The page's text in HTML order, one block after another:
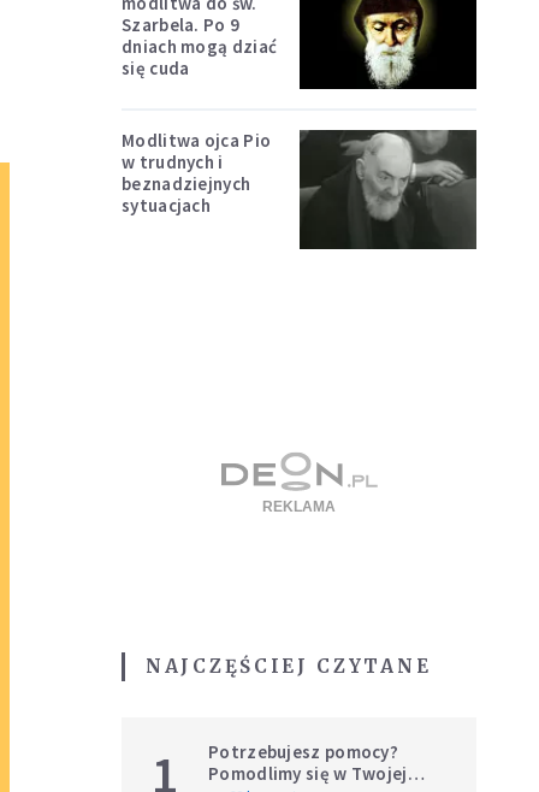
Szarbela. Po 9
dniach mogą dziać
się cuda
Modlitwa ojca Pio
w trudnych i
beznadziejnych
sytuacjach
NAJCZĘŚCIEJ CZYTANE
1
Potrzebujesz pomocy?
Pomodlimy się w Twojej